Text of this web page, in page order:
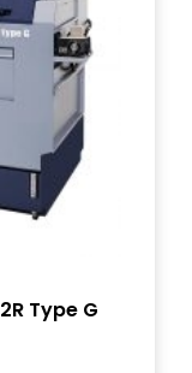
Type G